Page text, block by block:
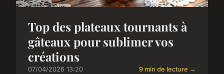
Top des plateaux tournants à
gâteaux pour sublimer vos
créations
07/04/2026 13:20 9 min de lecture →